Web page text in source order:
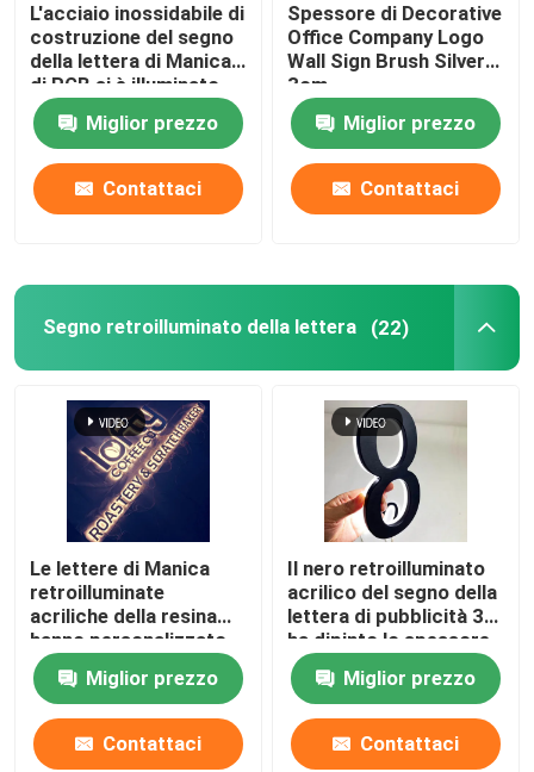
insegna al neon principale
Segno della lettera del metallo
Segno acrilico della lettera
Segno anteriore del deposito
Bordo del segno del ristorante
Segno di costruzione
Segnaletica luminosa
Segno della lettera della tenda foranea
L'acciaio inossidabile di
costruzione del segno
della lettera di Manica
di RGB si è illuminato
Miglior prezzo
Contattaci
Spessore di Decorative
Office Company Logo
Wall Sign Brush Silver
3cm
Miglior prezzo
Contattaci
Segno retroilluminato della lettera (22)
Le lettere di Manica
retroilluminate
acriliche della resina
hanno personalizzato
12VDC cromato
spazzolatoMiglior prezzo
Contattaci
Il nero retroilluminato
acrilico del segno della
lettera di pubblicità 3D
ha dipinto lo spessore
di 12cm
Miglior prezzo
Contattaci